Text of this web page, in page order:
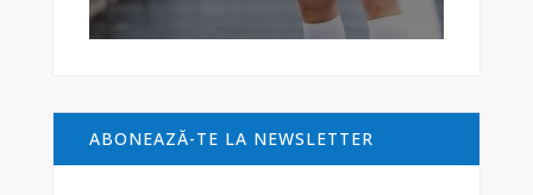
ABONEAZĂ-TE LA NEWSLETTER